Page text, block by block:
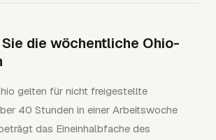
die wöchentliche Ohio-
gelten für nicht freigestellte
40 Stunden in einer Arbeitswoche
das Eineinhalbfache des